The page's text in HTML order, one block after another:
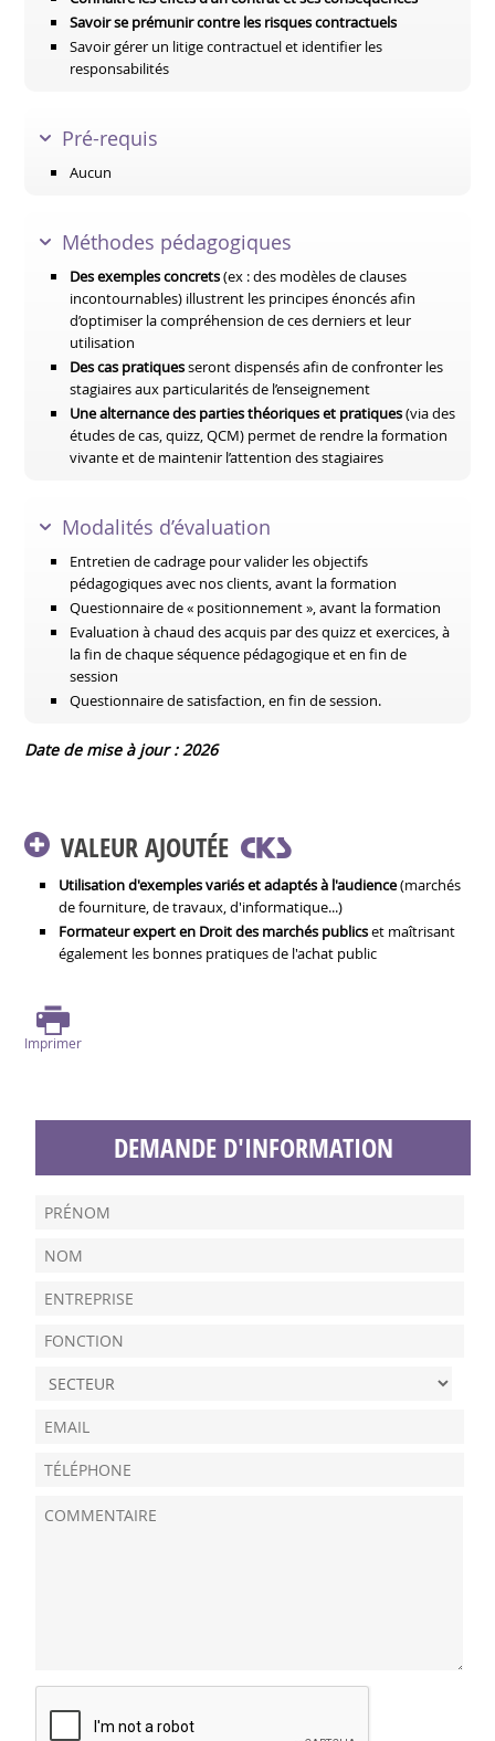
Savoir se prémunir contre les risques contractuels
Savoir gérer un litige contractuel et identifier les
responsabilités
Pré-requis
Aucun
Méthodes pédagogiques
Des exemples concrets(ex : des modèles de clauses
incontournables) illustrent les principes énoncés afin
d’optimiser la compréhension de ces derniers et leur
utilisation
Des cas pratiquesseront dispensés afin de confronter les
stagiaires aux particularités de l’enseignement
Une alternance des parties théoriques et pratiques(via des
études de cas, quizz, QCM) permet de rendre la formation
vivante et de maintenir l’attention des stagiaires
Modalités d’évaluation
Entretien de cadrage pour valider les objectifs
pédagogiques avec nos clients, avant la formation
Questionnaire de « positionnement », avant la formation
Evaluation à chaud des acquis par des quizz et exercices, à
la fin de chaque séquence pédagogique et en fin de
session
Questionnaire de satisfaction, en fin de session.
Date de mise à jour : 2026
VALEUR AJOUTÉE
Utilisation d'exemples variés et adaptés à l'audience(marchés
de fourniture, de travaux, d'informatique...)
Formateur expert en Droit des marchés publicset maîtrisant
également les bonnes pratiques de l'achat public
Imprimer
DEMANDE D'INFORMATION